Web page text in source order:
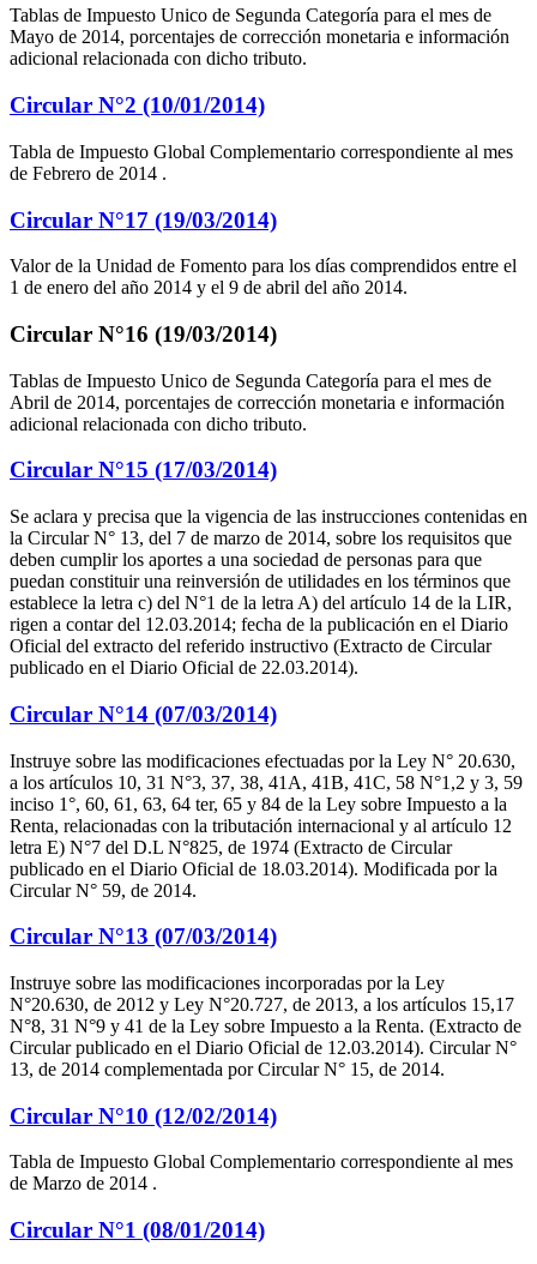
Tablas de Impuesto Unico de Segunda Categoría para el mes de
Mayo de 2014, porcentajes de corrección monetaria e información
adicional relacionada con dicho tributo.
Circular N°2 (10/01/2014)
Tabla de Impuesto Global Complementario correspondiente al mes
de Febrero de 2014 .
Circular N°17 (19/03/2014)
Valor de la Unidad de Fomento para los días comprendidos entre el
1 de enero del año 2014 y el 9 de abril del año 2014.
Circular N°16 (19/03/2014)
Tablas de Impuesto Unico de Segunda Categoría para el mes de
Abril de 2014, porcentajes de corrección monetaria e información
adicional relacionada con dicho tributo.
Circular N°15 (17/03/2014)
Se aclara y precisa que la vigencia de las instrucciones contenidas en
la Circular N° 13, del 7 de marzo de 2014, sobre los requisitos que
deben cumplir los aportes a una sociedad de personas para que
puedan constituir una reinversión de utilidades en los términos que
establece la letra c) del N°1 de la letra A) del artículo 14 de la LIR,
rigen a contar del 12.03.2014; fecha de la publicación en el Diario
Oficial del extracto del referido instructivo (Extracto de Circular
publicado en el Diario Oficial de 22.03.2014).
Circular N°14 (07/03/2014)
Instruye sobre las modificaciones efectuadas por la Ley N° 20.630,
a los artículos 10, 31 N°3, 37, 38, 41A, 41B, 41C, 58 N°1,2 y 3, 59
inciso 1°, 60, 61, 63, 64 ter, 65 y 84 de la Ley sobre Impuesto a la
Renta, relacionadas con la tributación internacional y al artículo 12
letra E) N°7 del D.L N°825, de 1974 (Extracto de Circular
publicado en el Diario Oficial de 18.03.2014). Modificada por la
Circular N° 59, de 2014.
Circular N°13 (07/03/2014)
Instruye sobre las modificaciones incorporadas por la Ley
N°20.630, de 2012 y Ley N°20.727, de 2013, a los artículos 15,17
N°8, 31 N°9 y 41 de la Ley sobre Impuesto a la Renta. (Extracto de
Circular publicado en el Diario Oficial de 12.03.2014). Circular N°
13, de 2014 complementada por Circular N° 15, de 2014.
Circular N°10 (12/02/2014)
Tabla de Impuesto Global Complementario correspondiente al mes
de Marzo de 2014 .
Circular N°1 (08/01/2014)